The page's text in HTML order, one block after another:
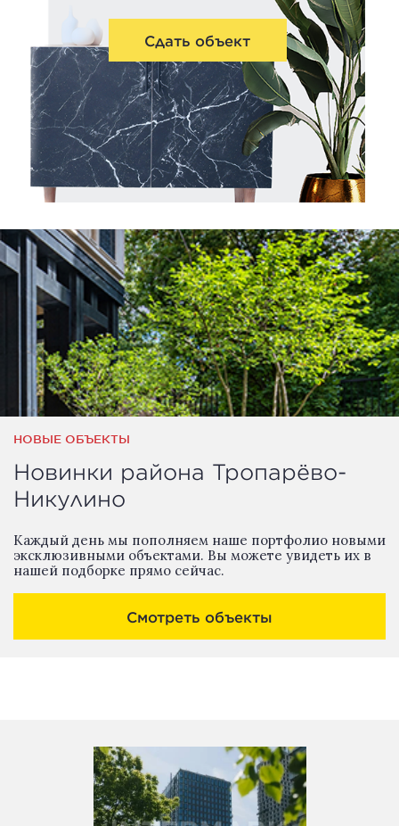
Сдать объект
НОВЫЕ ОБЪЕКТЫ
Новинки района Тропарёво-
Никулино
Каждый день мы пополняем наше портфолио новыми
эксклюзивными объектами. Вы можете увидеть их в
нашей подборке прямо сейчас.
Смотреть объекты